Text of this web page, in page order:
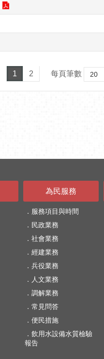
1 2 每頁筆數
為民服務
服務項目與時間
民政業務
社會業務
經建業務
兵役業務
人文業務
調解業務
常見問答
便民措施
飲用水設備水質檢驗
報告